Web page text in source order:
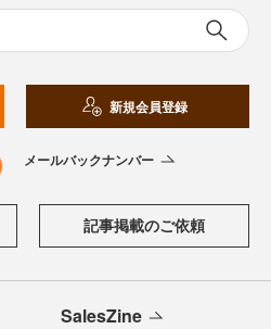
新規会員登録
メールバックナンバー
記事掲載のご依頼
SalesZine